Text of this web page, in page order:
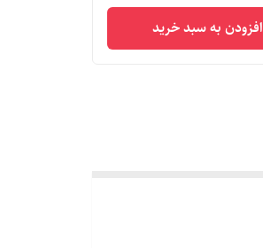
افزودن به سبد خرید